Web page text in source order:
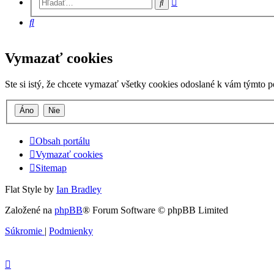
Hľadať
Hľadať
Vymazať cookies
Ste si istý, že chcete vymazať všetky cookies odoslané k vám týmto
Obsah portálu
Vymazať cookies
Sitemap
Flat Style by Ian Bradley
Založené na phpBB® Forum Software © phpBB Limited
Súkromie | Podmienky